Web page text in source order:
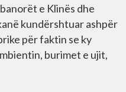
e Klinës dhe
kundërshtuar ashpër
për faktin se ky
burimet e ujit,